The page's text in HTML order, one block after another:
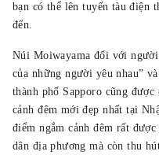
bạn có thể lên tuyến tàu điện
đến.
Núi Moiwayama đối với người
của những người yêu nhau”
thành phố Sapporo cũng
cảnh đêm mới đẹp nhất tại
điểm ngắm cảnh đêm rất
dân địa phương mà còn thu